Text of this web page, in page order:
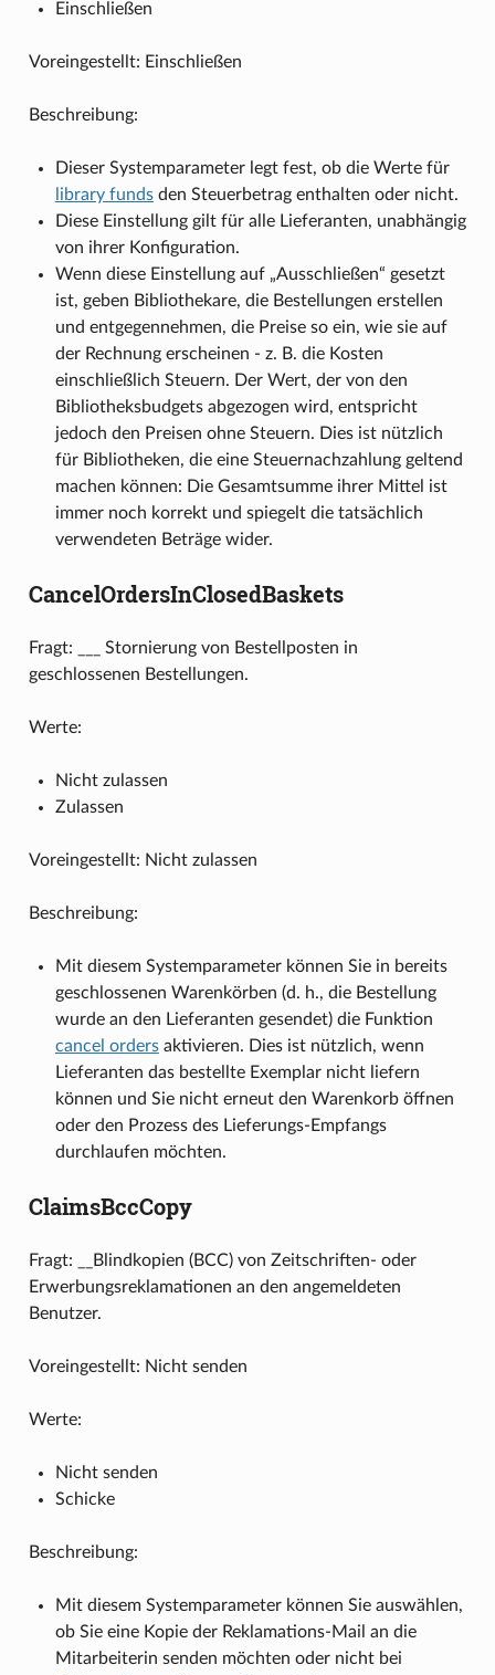
Einschließen
Voreingestellt: Einschließen
Beschreibung:
Dieser Systemparameter legt fest, ob die Werte für
library fundsden Steuerbetrag enthalten oder nicht.
Diese Einstellung gilt für alle Lieferanten, unabhängig
von ihrer Konfiguration.
Wenn diese Einstellung auf „Ausschließen“ gesetzt
ist, geben Bibliothekare, die Bestellungen erstellen
und entgegennehmen, die Preise so ein, wie sie auf
der Rechnung erscheinen - z. B. die Kosten
einschließlich Steuern. Der Wert, der von den
Bibliotheksbudgets abgezogen wird, entspricht
jedoch den Preisen ohne Steuern. Dies ist nützlich
für Bibliotheken, die eine Steuernachzahlung geltend
machen können: Die Gesamtsumme ihrer Mittel ist
immer noch korrekt und spiegelt die tatsächlich
verwendeten Beträge wider.
CancelOrdersInClosedBaskets
Fragt: ___ Stornierung von Bestellposten in
geschlossenen Bestellungen.
Werte:
Nicht zulassen
Zulassen
Voreingestellt: Nicht zulassen
Beschreibung:
Mit diesem Systemparameter können Sie in bereits
geschlossenen Warenkörben (d. h., die Bestellung
wurde an den Lieferanten gesendet) die Funktion
cancel ordersaktivieren. Dies ist nützlich, wenn
Lieferanten das bestellte Exemplar nicht liefern
können und Sie nicht erneut den Warenkorb öffnen
oder den Prozess des Lieferungs-Empfangs
durchlaufen möchten.
ClaimsBccCopy
Fragt: __Blindkopien (BCC) von Zeitschriften- oder
Erwerbungsreklamationen an den angemeldeten
Benutzer.
Voreingestellt: Nicht senden
Werte:
Nicht senden
Schicke
Beschreibung:
Mit diesem Systemparameter können Sie auswählen,
ob Sie eine Kopie der Reklamations-Mail an die
Mitarbeiterin senden möchten oder nicht bei